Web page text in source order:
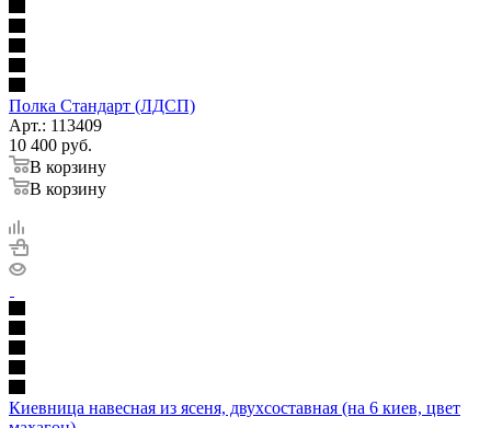
Полка Стандарт (ЛДСП)
Арт.: 113409
10 400 руб.
В корзину
В корзину
Киевница навесная из ясеня, двухсоставная (на 6 киев, цвет